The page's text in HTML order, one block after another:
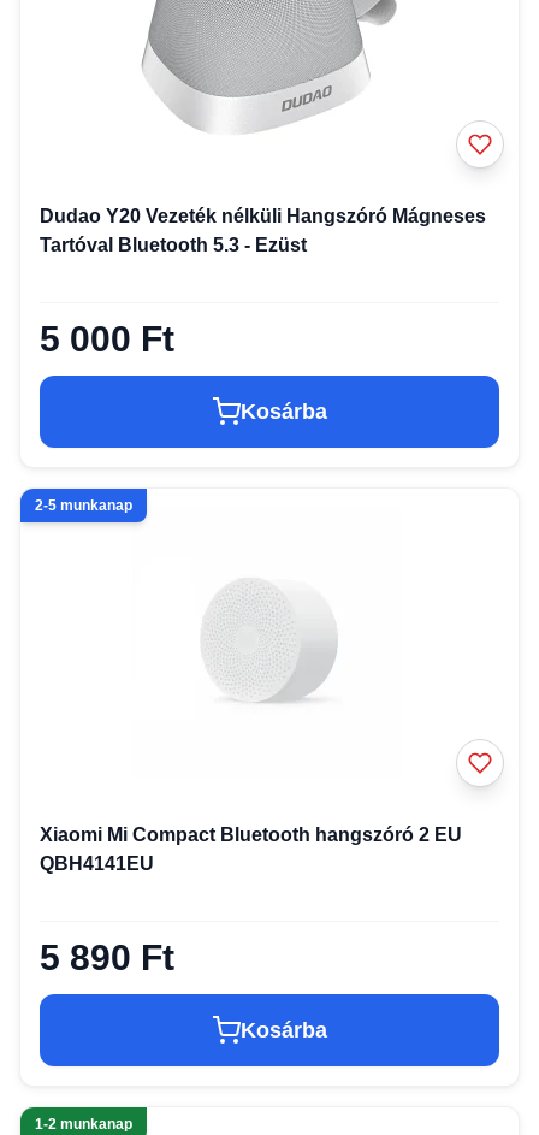
Dudao Y20 Vezeték nélküli Hangszóró Mágneses
Tartóval Bluetooth 5.3 - Ezüst
5 000 Ft
Kosárba
2-5 munkanap
Xiaomi Mi Compact Bluetooth hangszóró 2 EU
QBH4141EU
5 890 Ft
Kosárba
1-2 munkanap